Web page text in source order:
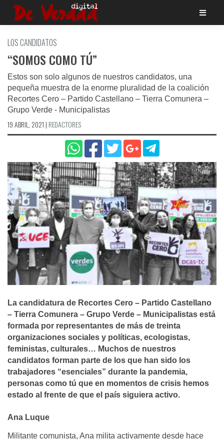
Saltar
LOS CANDIDATOS
“SOMOS COMO TÚ”
Estos son solo algunos de nuestros candidatos, una
pequeña muestra de la enorme pluralidad de la coalición
Recortes Cero – Partido Castellano – Tierra Comunera –
Grupo Verde - Municipalistas
19 ABRIL, 2021 | REDACTORES
La candidatura de Recortes Cero – Partido Castellano
– Tierra Comunera – Grupo Verde – Municipalistas está
formada por representantes de más de treinta
organizaciones sociales y políticas, ecologistas,
feministas, culturales… Muchos de nuestros
candidatos forman parte de los que han sido los
trabajadores “esenciales” durante la pandemia,
personas como tú que en momentos de crisis hemos
estado al frente de que el país siguiera activo.
Ana Luque
Militante comunista, Ana milita activamente desde hace